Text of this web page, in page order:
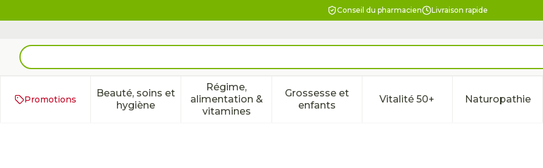
Conseil du pharmacien Livraison rapide
Rechercher
Promotions
Beauté, soins et
hygièneAfficher le sous-menu pour la catégorie Beauté, soins et hygiène
Régime,
alimentation &
vitamines
Afficher le sous-menu pour la catégorie Régime, alimentation &
Grossesse et
enfantsAfficher le sous-menu pour la catégorie
Vitalité 50+Afficher le sous-menu pour
Naturopathie
Afficher